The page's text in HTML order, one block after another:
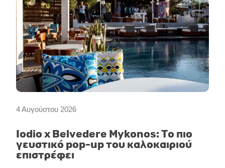
4 Αυγούστου 2026
Iodio x Belvedere Mykonos: Το πιο
γευστικό pop-up του καλοκαιριού
επιστρέφει